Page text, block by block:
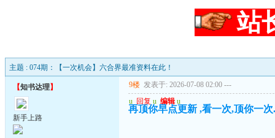
站
主题 : 074期：【一次机会】六合界最准资料在此！
【知书达理】
新手上路
9楼 发表于: 2026-07-08 02:00 ---
u 回复 u 编辑 u
再顶你早点更新 ,看一次,顶你一次.